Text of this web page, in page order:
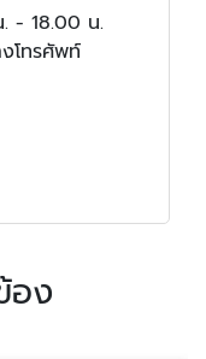
. - 18.00 น.
โทรศัพท์
อง